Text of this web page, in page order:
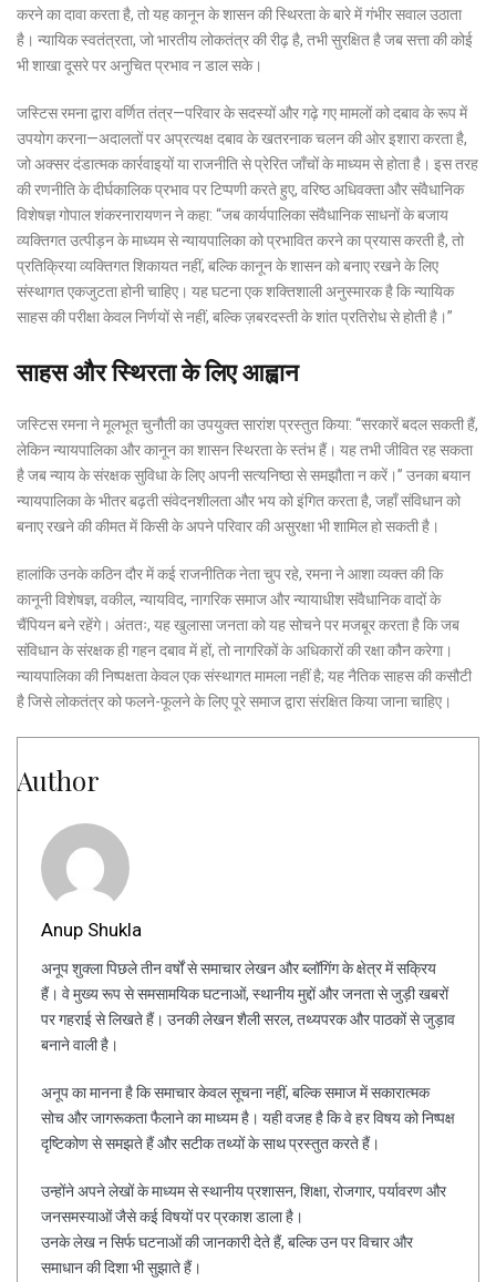
करने का दावा करता है, तो यह कानून के शासन की स्थिरता के बारे में गंभीर सवाल उठाता
है। न्यायिक स्वतंत्रता, जो भारतीय लोकतंत्र की रीढ़ है, तभी सुरक्षित है जब सत्ता की कोई
भी शाखा दूसरे पर अनुचित प्रभाव न डाल सके।
जस्टिस रमना द्वारा वर्णित तंत्र—परिवार के सदस्यों और गढ़े गए मामलों को दबाव के रूप में
उपयोग करना—अदालतों पर अप्रत्यक्ष दबाव के खतरनाक चलन की ओर इशारा करता है,
जो अक्सर दंडात्मक कार्रवाइयों या राजनीति से प्रेरित जाँचों के माध्यम से होता है। इस तरह
की रणनीति के दीर्घकालिक प्रभाव पर टिप्पणी करते हुए, वरिष्ठ अधिवक्ता और संवैधानिक
विशेषज्ञ गोपाल शंकरनारायणन ने कहा: “जब कार्यपालिका संवैधानिक साधनों के बजाय
व्यक्तिगत उत्पीड़न के माध्यम से न्यायपालिका को प्रभावित करने का प्रयास करती है, तो
प्रतिक्रिया व्यक्तिगत शिकायत नहीं, बल्कि कानून के शासन को बनाए रखने के लिए
संस्थागत एकजुटता होनी चाहिए। यह घटना एक शक्तिशाली अनुस्मारक है कि न्यायिक
साहस की परीक्षा केवल निर्णयों से नहीं, बल्कि ज़बरदस्ती के शांत प्रतिरोध से होती है।”
साहस और स्थिरता के लिए आह्वान
जस्टिस रमना ने मूलभूत चुनौती का उपयुक्त सारांश प्रस्तुत किया: “सरकारें बदल सकती हैं,
लेकिन न्यायपालिका और कानून का शासन स्थिरता के स्तंभ हैं। यह तभी जीवित रह सकता
है जब न्याय के संरक्षक सुविधा के लिए अपनी सत्यनिष्ठा से समझौता न करें।” उनका बयान
न्यायपालिका के भीतर बढ़ती संवेदनशीलता और भय को इंगित करता है, जहाँ संविधान को
बनाए रखने की कीमत में किसी के अपने परिवार की असुरक्षा भी शामिल हो सकती है।
हालांकि उनके कठिन दौर में कई राजनीतिक नेता चुप रहे, रमना ने आशा व्यक्त की कि
कानूनी विशेषज्ञ, वकील, न्यायविद, नागरिक समाज और न्यायाधीश संवैधानिक वादों के
चैंपियन बने रहेंगे। अंततः, यह खुलासा जनता को यह सोचने पर मजबूर करता है कि जब
संविधान के संरक्षक ही गहन दबाव में हों, तो नागरिकों के अधिकारों की रक्षा कौन करेगा।
न्यायपालिका की निष्पक्षता केवल एक संस्थागत मामला नहीं है; यह नैतिक साहस की कसौटी
है जिसे लोकतंत्र को फलने-फूलने के लिए पूरे समाज द्वारा संरक्षित किया जाना चाहिए।
Author
Anup Shukla
अनूप शुक्ला पिछले तीन वर्षों से समाचार लेखन और ब्लॉगिंग के क्षेत्र में सक्रिय
हैं। वे मुख्य रूप से समसामयिक घटनाओं, स्थानीय मुद्दों और जनता से जुड़ी खबरों
पर गहराई से लिखते हैं। उनकी लेखन शैली सरल, तथ्यपरक और पाठकों से जुड़ाव
बनाने वाली है।
अनूप का मानना है कि समाचार केवल सूचना नहीं, बल्कि समाज में सकारात्मक
सोच और जागरूकता फैलाने का माध्यम है। यही वजह है कि वे हर विषय को निष्पक्ष
दृष्टिकोण से समझते हैं और सटीक तथ्यों के साथ प्रस्तुत करते हैं।
उन्होंने अपने लेखों के माध्यम से स्थानीय प्रशासन, शिक्षा, रोजगार, पर्यावरण और
जनसमस्याओं जैसे कई विषयों पर प्रकाश डाला है।
उनके लेख न सिर्फ घटनाओं की जानकारी देते हैं, बल्कि उन पर विचार और
समाधान की दिशा भी सुझाते हैं।